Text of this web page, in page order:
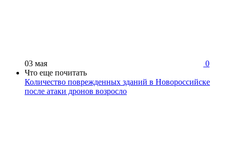
03 мая
0
Что еще почитать
Количество поврежденных зданий в Новороссийске
после атаки дронов возросло